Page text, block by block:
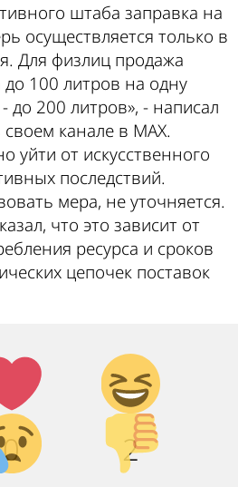
штаба заправка на
осуществляется только в
Для физлиц продажа
100 литров на одну
до 200 литров», - написал
своем канале в МАХ.
уйти от искусственного
последствий.
мера, не уточняется.
что это зависит от
ресурса и сроков
цепочек поставок
0
Дикий
смех!
2
Палец
вниз!